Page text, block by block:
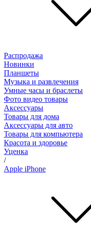
Распродажа
Новинки
Планшеты
Музыка и развлечения
Умные часы и браслеты
Фото видео товары
Аксессуары
Товары для дома
Аксессуары для авто
Товары для компьютера
Красота и здоровье
Уценка
/
Apple iPhone